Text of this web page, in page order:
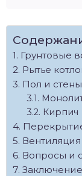
Грунтовые
Рытье
Пол и стены
Кирпич
Вентиляция
Вопросы и
Заключение